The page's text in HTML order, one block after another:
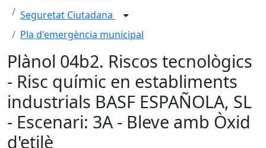
Seguretat Ciutadana
Pla d'emergència municipal
Plànol 04b2. Riscos tecnològics
- Risc químic en establiments
industrials BASF ESPAÑOLA, SL
- Escenari: 3A - Bleve amb Òxid
d'etilè